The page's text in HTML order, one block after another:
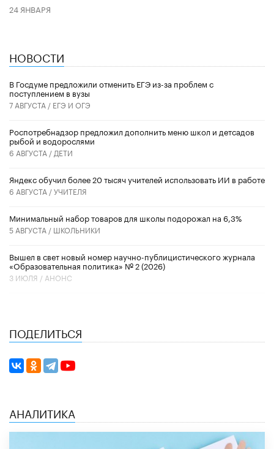
24 ЯНВАРЯ
НОВОСТИ
В Госдуме предложили отменить ЕГЭ из-за проблем с
поступлением в вузы
7 АВГУСТА / ЕГЭ И ОГЭ
Роспотребнадзор предложил дополнить меню школ и детсадов
рыбой и водорослями
6 АВГУСТА / ДЕТИ
​Яндекс обучил более 20 тысяч учителей использовать ИИ в работе
6 АВГУСТА /УЧИТЕЛЯ
Минимальный набор товаров для школы подорожал на 6,3%
5 АВГУСТА / ШКОЛЬНИКИ
Вышел в свет новый номер научно-публицистического журнала
«Образовательная политика» № 2 (2026)
3 ИЮЛЯ / АНОНС
ПОДЕЛИТЬСЯ
АНАЛИТИКА